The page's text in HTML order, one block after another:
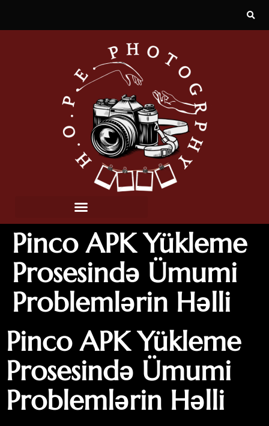
Pinco APK Yükleme
Prosesində Ümumi
Problemlərin Həlli
Pinco APK Yükleme
Prosesində Ümumi
Problemlərin Həlli